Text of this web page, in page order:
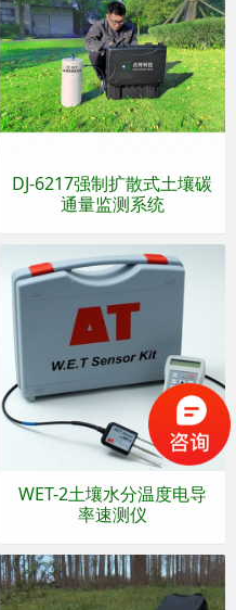
DJ-6217强制扩散式土壤碳
通量监测系统
WET-2土壤水分温度电导
率速测仪